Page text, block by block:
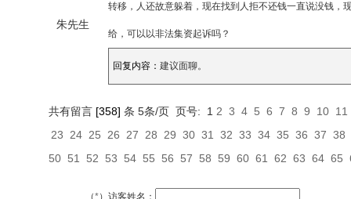
朱先生
转移，人还故意躲着，现在找到人拒不还钱一直说没钱，
给，可以以非法集资起诉吗？
回复内容： 建议面聊。
共有留言 [358] 条 5条/页 页号: 1 2 3 4 5 6 7 8 9 10 11
23
24 25 26 27 28 29 30 31 32 33 34 35 36 37 38
50 51 52 53 54 55 56 57 58 59 60 61 62 63 64 65
（*）访客姓名：